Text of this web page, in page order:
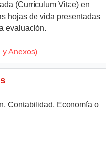
(Currículum Vitae) en
hojas de vida presentadas
evaluación.
y Anexos)
Contabilidad, Economía o